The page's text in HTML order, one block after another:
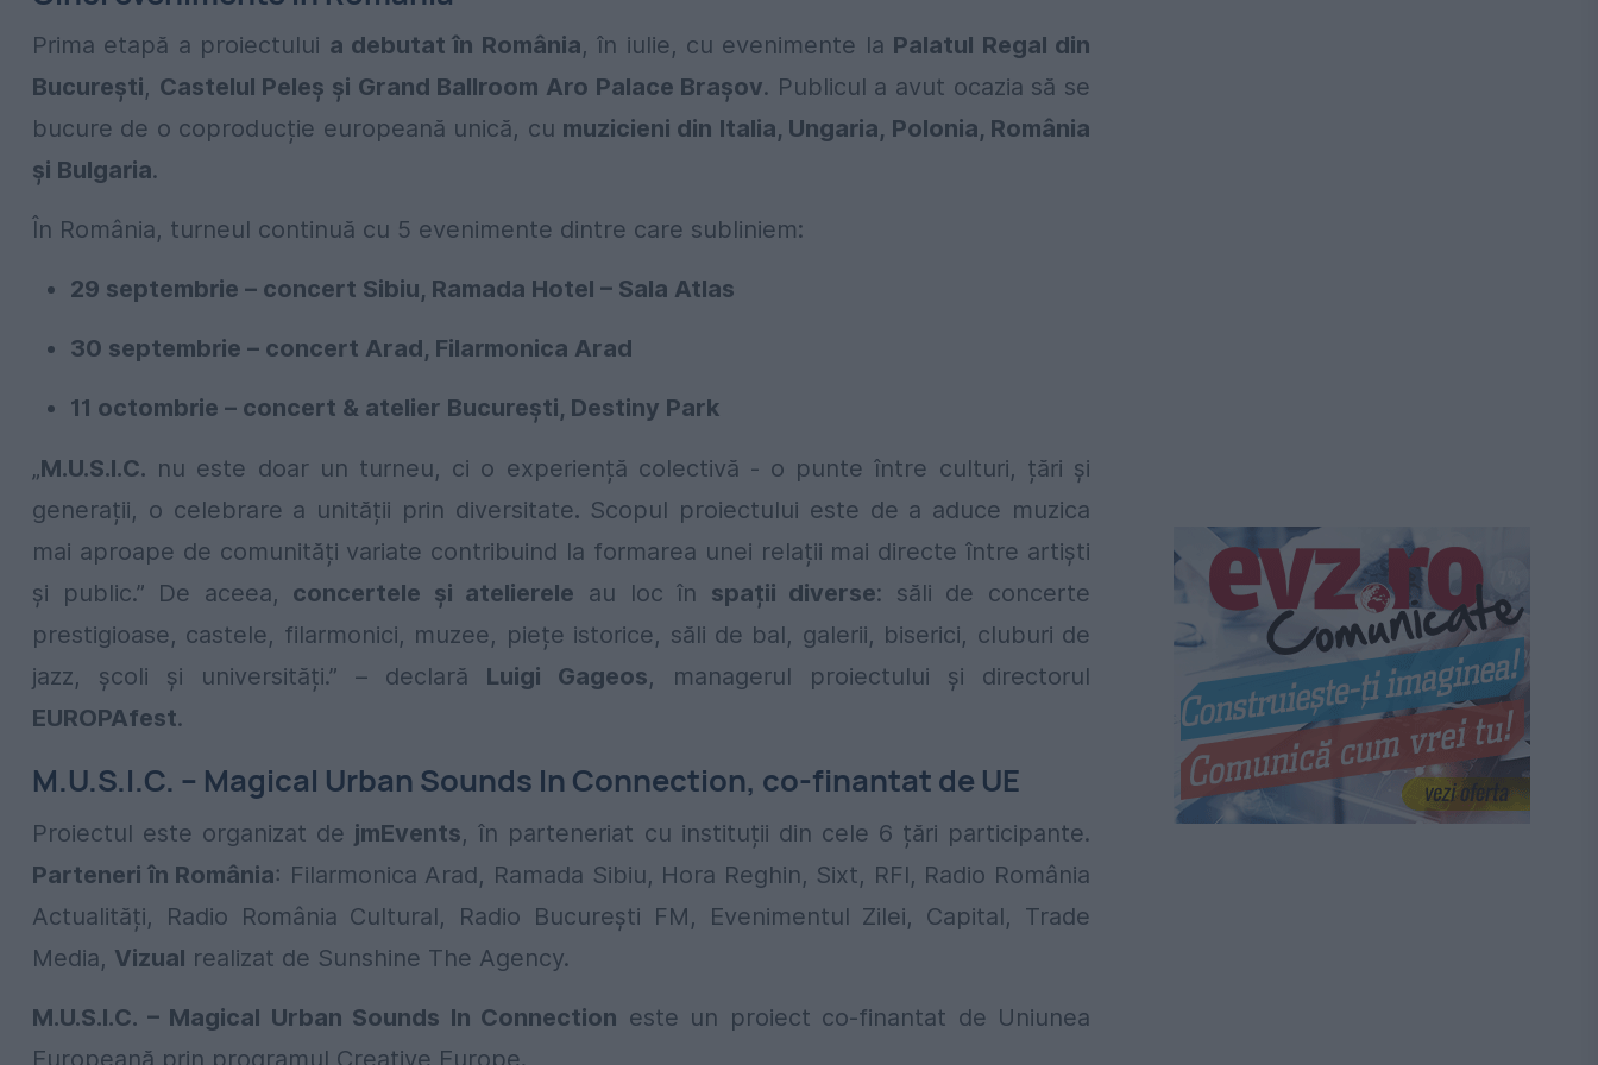
Prima etapă a proiectului a debutat în România, în iulie, cu evenimente la Palatul Regal din
București, Castelul Peleș și Grand Ballroom Aro Palace Brașov. Publicul a avut ocazia să se
bucure de o coproducție europeană unică, cu muzicieni din Italia, Ungaria, Polonia, România
și Bulgaria.
În România, turneul continuă cu 5 evenimente dintre care subliniem:
29 septembrie – concert Sibiu, Ramada Hotel – Sala Atlas
30 septembrie – concert Arad, Filarmonica Arad
11 octombrie – concert & atelier București, Destiny Park
„M.U.S.I.C. nu este doar un turneu, ci o experiență colectivă - o punte între culturi, țări și
generații, o celebrare a unității prin diversitate. Scopul proiectului este de a aduce muzica
mai aproape de comunități variate contribuind la formarea unei relații mai directe între artiști
și public.” De aceea, concertele și atelierele au loc în spații diverse: săli de concerte
prestigioase, castele, filarmonici, muzee, piețe istorice, săli de bal, galerii, biserici, cluburi de
jazz, școli și universități.” – declară Luigi Gageos, managerul proiectului și directorul
EUROPAfest.
M.U.S.I.C. – Magical Urban Sounds In Connection, co-finantat de UE
Proiectul este organizat de jmEvents, în parteneriat cu instituții din cele 6 țări participante.
Parteneri în România: Filarmonica Arad, Ramada Sibiu, Hora Reghin, Sixt, RFI, Radio România
Actualități, Radio România Cultural, Radio București FM, Evenimentul Zilei, Capital, Trade
Media, Vizual realizat de Sunshine The Agency.
M.U.S.I.C. – Magical Urban Sounds In Connection este un proiect co-finantat de Uniunea
Europeană prin programul Creative Europe.